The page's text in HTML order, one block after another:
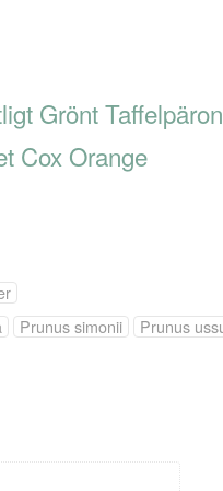
Grönt Taffelpäron
Cox Orange
Prunus simonii Prunus